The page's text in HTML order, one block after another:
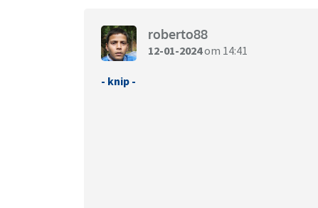
roberto88
12-01-2024om 14:41
- knip -